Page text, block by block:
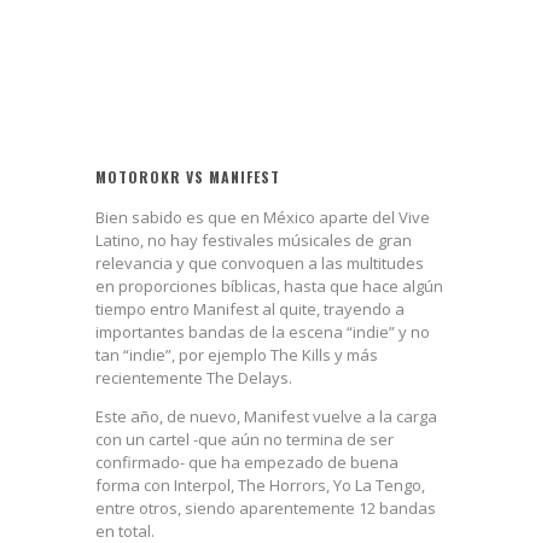
MOTOROKR VS MANIFEST
Bien sabido es que en México aparte del Vive
Latino, no hay festivales músicales de gran
relevancia y que convoquen a las multitudes
en proporciones bíblicas, hasta que hace algún
tiempo entro Manifest al quite, trayendo a
importantes bandas de la escena “indie” y no
tan “indie”, por ejemplo The Kills y más
recientemente The Delays.
Este año, de nuevo, Manifest vuelve a la carga
con un cartel -que aún no termina de ser
confirmado- que ha empezado de buena
forma con Interpol, The Horrors, Yo La Tengo,
entre otros, siendo aparentemente 12 bandas
en total.